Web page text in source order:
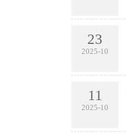
23
2025-10
11
2025-10